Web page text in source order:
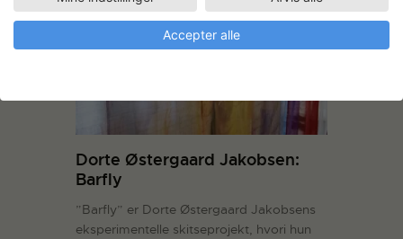
Dorte Østergaard Jakobsen:
Barfly
”Barfly” er Dorte Østergaard Jakobsens
eksperimentelle skitseprojekt, hvori hun
Accepter alle